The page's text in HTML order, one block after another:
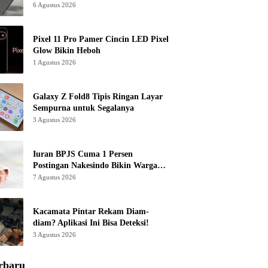
6 Agustus 2026
Pixel 11 Pro Pamer Cincin LED Pixel
Glow Bikin Heboh
1 Agustus 2026
Galaxy Z Fold8 Tipis Ringan Layar
Sempurna untuk Segalanya
3 Agustus 2026
Iuran BPJS Cuma 1 Persen
Postingan Nakesindo Bikin Warganet
Murka
7 Agustus 2026
Kacamata Pintar Rekam Diam-
diam? Aplikasi Ini Bisa Deteksi!
3 Agustus 2026